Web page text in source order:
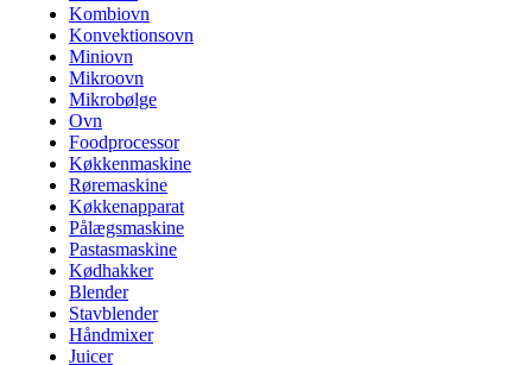
Kombiovn
Konvektionsovn
Miniovn
Mikroovn
Mikrobølge
Ovn
Foodprocessor
Køkkenmaskine
Røremaskine
Køkkenapparat
Pålægsmaskine
Pastasmaskine
Kødhakker
Blender
Stavblender
Håndmixer
Juicer